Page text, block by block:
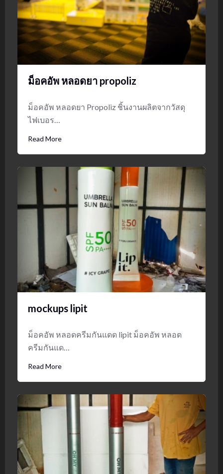
ม็อคอัพ หลอดยา propoliz
ม็อคอัพ หลอดยา Propoliz ชิ้นงานผลิตจากวัสดุ
ไฟเบอร…
Read More
mockups lipit
ม็อคอัพ หลอดครีมกันแดด lipit ม็อคอัพ หลอด
ครีมกันแด…
Read More